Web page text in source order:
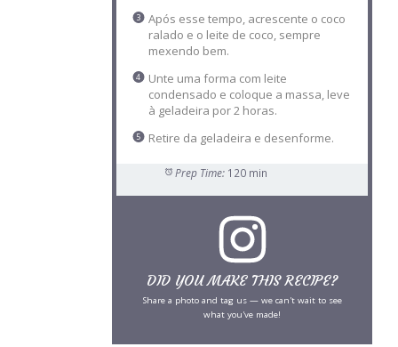
Após esse tempo, acrescente o coco
ralado e o leite de coco, sempre
mexendo bem.
Unte uma forma com leite
condensado e coloque a massa, leve
à geladeira por 2 horas.
Retire da geladeira e desenforme.
Prep Time: 120 min
DID YOU MAKE THIS RECIPE?
Share a photo and tag us — we can't wait to see
what you've made!